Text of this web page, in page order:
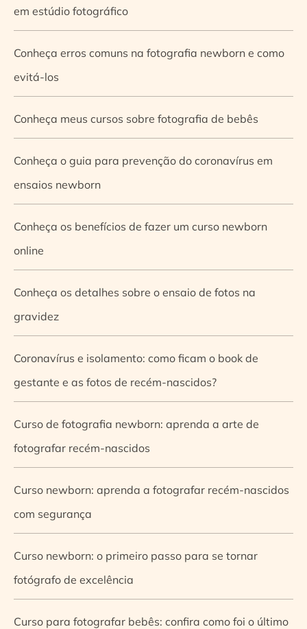
em estúdio fotográfico
Conheça erros comuns na fotografia newborn e como
evitá-los
Conheça meus cursos sobre fotografia de bebês
Conheça o guia para prevenção do coronavírus em
ensaios newborn
Conheça os benefícios de fazer um curso newborn
online
Conheça os detalhes sobre o ensaio de fotos na
gravidez
Coronavírus e isolamento: como ficam o book de
gestante e as fotos de recém-nascidos?
Curso de fotografia newborn: aprenda a arte de
fotografar recém-nascidos
Curso newborn: aprenda a fotografar recém-nascidos
com segurança
Curso newborn: o primeiro passo para se tornar
fotógrafo de excelência
Curso para fotografar bebês: confira como foi o último